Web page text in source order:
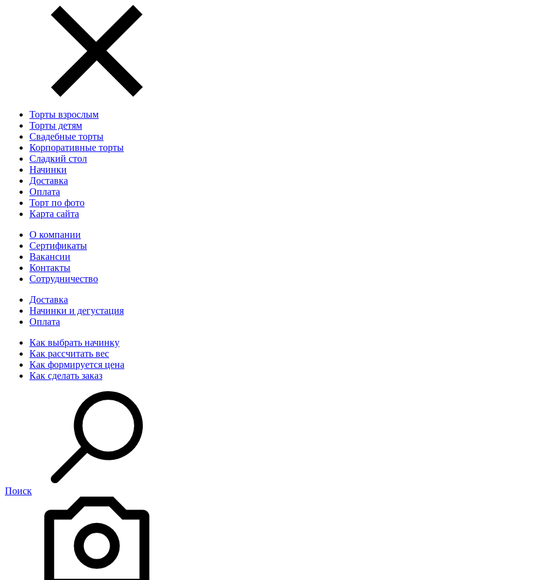
Торты взрослым
Торты детям
Свадебные торты
Корпоративные торты
Сладкий стол
Начинки
Доставка
Оплата
Торт по фото
Карта сайта
О компании
Сертификаты
Вакансии
Контакты
Сотрудничество
Доставка
Начинки и дегустация
Оплата
Как выбрать начинку
Как рассчитать вес
Как формируется цена
Как сделать заказ
Поиск